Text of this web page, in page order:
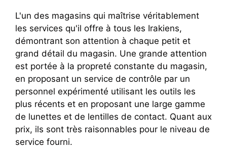
L'un des magasins qui maîtrise véritablement
les services qu'il offre à tous les Irakiens,
démontrant son attention à chaque petit et
grand détail du magasin. Une grande attention
est portée à la propreté constante du magasin,
en proposant un service de contrôle par un
personnel expérimenté utilisant les outils les
plus récents et en proposant une large gamme
de lunettes et de lentilles de contact. Quant aux
prix, ils sont très raisonnables pour le niveau de
service fourni.